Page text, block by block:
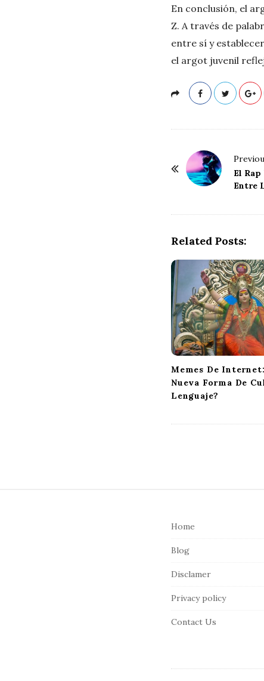
En conclusión, el
Z. A través de
entre sí y
el argot juvenil
El
Entre
Related Posts:
Memes De
Nueva Forma De
Lenguaje?
Home
Blog
Disclamer
Privacy policy
Contact Us